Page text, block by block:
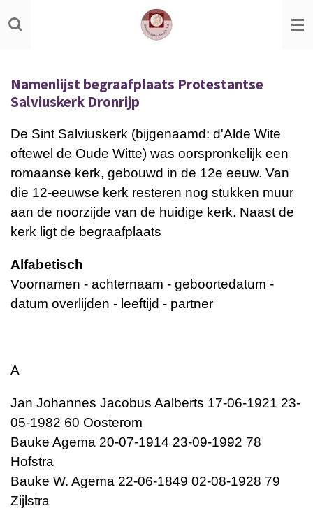
Ga
direct
hoofdinhoud
Namenlijst begraafplaats Protestantse
Salviuskerk Dronrijp
De Sint Salviuskerk (bijgenaamd: d'Alde Wite
oftewel de Oude Witte) was oorspronkelijk een
romaanse kerk, gebouwd in de 12e eeuw. Van
die 12-eeuwse kerk resteren nog stukken muur
aan de noorzijde van de huidige kerk. Naast de
kerk ligt de begraafplaats
Alfabetisch
Voornamen - achternaam - geboortedatum -
datum overlijden - leeftijd - partner
A
Jan Johannes Jacobus Aalberts 17-06-1921 23-
05-1982 60 Oosterom
Bauke Agema 20-07-1914 23-09-1992 78
Hofstra
Bauke W. Agema 22-06-1849 02-08-1928 79
Zijlstra